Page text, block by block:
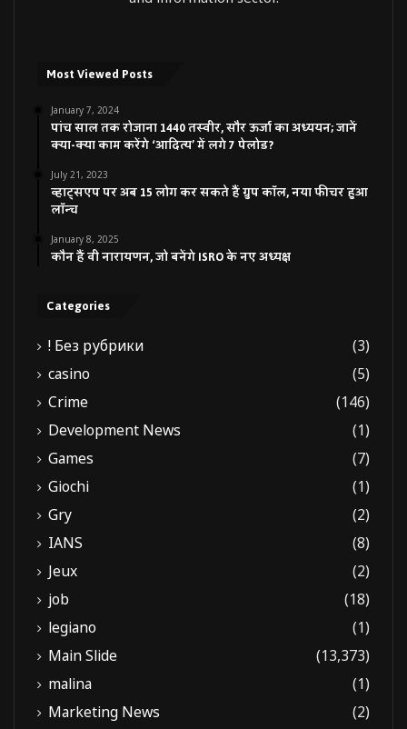
Most Viewed Posts
January 7, 2024
पांच साल तक रोजाना 1440 तस्वीर, सौर ऊर्जा का अध्ययन; जानें
क्या-क्या काम करेंगे ‘आदित्य’ में लगे 7 पेलोड?
July 21, 2023
व्हाट्सएप पर अब 15 लोग कर सकते हैं ग्रुप कॉल, नया फीचर हुआ
लॉन्च
January 8, 2025
कौन हैं वी नारायणन, जो बनेंगे ISRO के नए अध्यक्ष
Categories
! Без рубрики
(3)
casino
(5)
Crime
(146)
Development News
(1)
Games
(7)
Giochi
(1)
Gry
(2)
IANS
(8)
Jeux
(2)
job
(18)
legiano
(1)
Main Slide
(13,373)
malina
(1)
Marketing News
(2)